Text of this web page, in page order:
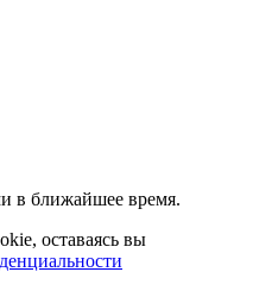
в ближайшее время.
оставаясь вы